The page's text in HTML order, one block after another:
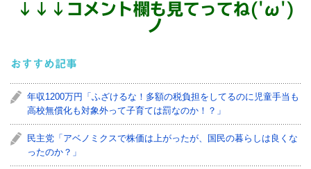
↓ ↓ ↓ コメント欄も見てってね('ω')
ノ
おすすめ記事
年収1200万円「ふざけるな！多額の税負担をしてるのに児童手当も
高校無償化も対象外って子育ては罰なのか！？」
民主党「アベノミクスで株価は上がったが、国民の暮らしは良くな
ったのか？」